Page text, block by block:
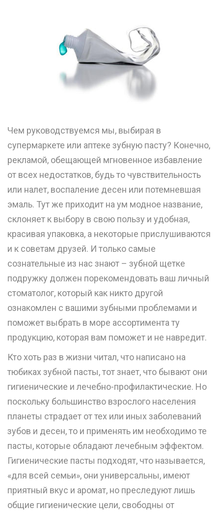
Чем руководствуемся мы, выбирая в
супермаркете или аптеке зубную пасту? Конечно,
рекламой, обещающей мгновенное избавление
от всех недостатков, будь то чувствительность
или налет, воспаление десен или потемневшая
эмаль. Тут же приходит на ум модное название,
склоняет к выбору в свою пользу и удобная,
красивая упаковка, а некоторые прислушиваются
и к советам друзей. И только самые
сознательные из нас знают – зубной щетке
подружку должен порекомендовать ваш личный
стоматолог, который как никто другой
ознакомлен с вашими зубными проблемами и
поможет выбрать в море ассортимента ту
продукцию, которая вам поможет и не навредит.
Кто хоть раз в жизни читал, что написано на
тюбиках зубной пасты, тот знает, что бывают они
гигиенические и лечебно-профилактические. Но
поскольку большинство взрослого населения
планеты страдает от тех или иных заболеваний
зубов и десен, то и применять им необходимо те
пасты, которые обладают лечебным эффектом.
Гигиенические пасты подходят, что называется,
«для всей семьи», они универсальны, имеют
приятный вкус и аромат, но преследуют лишь
общие гигиенические цели, свободны от